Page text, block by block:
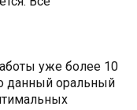
уже более 10
данный оральный